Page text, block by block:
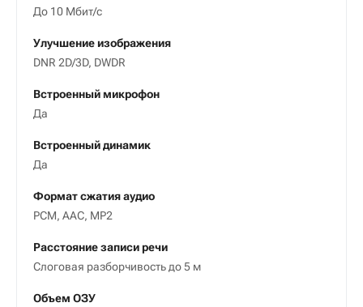
До 10 Мбит/c
Улучшение изображения
DNR 2D/3D, DWDR
Встроенный микрофон
Да
Встроенный динамик
Да
Формат сжатия аудио
PCM, AAC, MP2
Расстояние записи речи
Слоговая разборчивость до 5 м
Объем ОЗУ